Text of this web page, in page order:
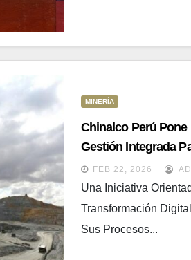
MINERÍA
Chinalco Perú Pone
Gestión Integrada
Transformación
FEB 22, 2026
Una Iniciativa
Transformación
Sus Procesos...